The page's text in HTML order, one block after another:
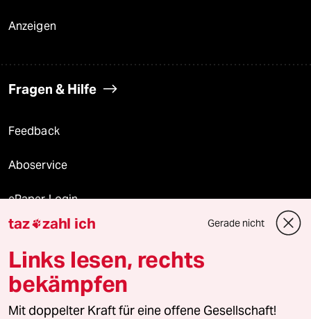
Anzeigen
Fragen & Hilfe
Feedback
Aboservice
ePaper Login
Downloads für Abonnierende
© 2026 taz Verlags und Vertriebs GmbH
Alle Rechte vorbehalten. Bei rechtlichen Fragen oder für Genehmigungen
taz zahl ich Gerade nicht
Links lesen, rechts
bekämpfen
Mit doppelter Kraft für eine offene Gesellschaft!